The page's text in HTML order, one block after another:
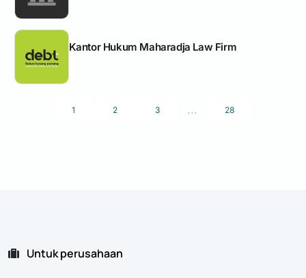
Kantor Hukum Maharadja Law Firm
1 2 3 ... 28
Untuk perusahaan